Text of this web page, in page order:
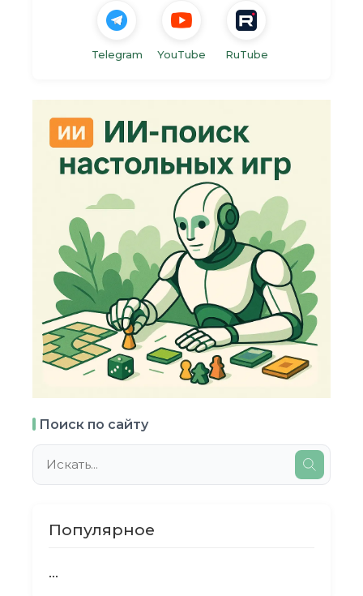
Telegram YouTube RuTube
Поиск по сайту
Популярное
...